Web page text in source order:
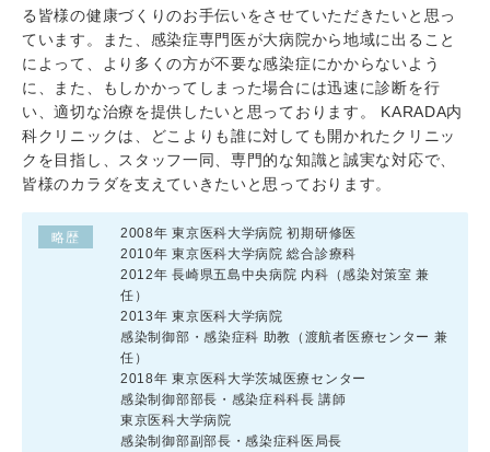
る皆様の健康づくりのお手伝いをさせていただきたいと思っ
ています。また、感染症専門医が大病院から地域に出ること
によって、より多くの方が不要な感染症にかからないよう
に、また、もしかかってしまった場合には迅速に診断を行
い、適切な治療を提供したいと思っております。 KARADA内
科クリニックは、どこよりも誰に対しても開かれたクリニッ
クを目指し、スタッフ一同、専門的な知識と誠実な対応で、
皆様のカラダを支えていきたいと思っております。
略歴
2008年 東京医科大学病院 初期研修医
2010年 東京医科大学病院 総合診療科
2012年 長崎県五島中央病院 内科（感染対策室 兼
任）
2013年 東京医科大学病院
感染制御部・感染症科 助教（渡航者医療センター 兼
任）
2018年 東京医科大学茨城医療センター
感染制御部部長・感染症科科長 講師
東京医科大学病院
感染制御部副部長・感染症科医局長